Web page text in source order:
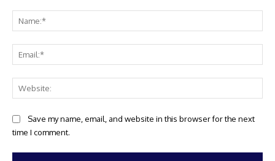
Save my name, email, and website in this browser for the next
time I comment.